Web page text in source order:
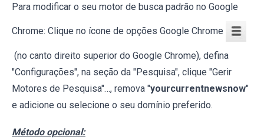
Para modificar o seu motor de busca padrão no Google
Chrome: Clique no ícone de opções Google Chrome
(no canto direito superior do Google Chrome), defina
"Configurações", na seção da "Pesquisa", clique "Gerir
Motores de Pesquisa"…, remova "yourcurrentnewsnow"
e adicione ou selecione o seu domínio preferido.
Método opcional: